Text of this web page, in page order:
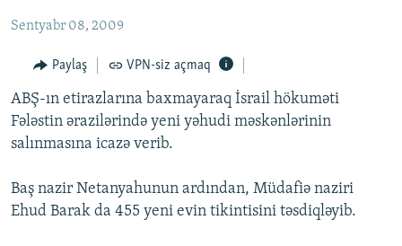
qayıt
#ƏSLINDƏ
FƏRQƏ BAX
QANUNI DOĞRU
ARAŞDIRMA
VIDEO
RADIO ARXIV
Sentyabr 08, 2009
Paylaş VPN-siz açmaq
ABŞ-ın etirazlarına baxmayaraq İsrail hökuməti
Fələstin ərazilərində yeni yəhudi məskənlərinin
salınmasına icazə verib.
Baş nazir Netanyahunun ardından, Müdafiə naziri
Ehud Barak da 455 yeni evin tikintisini təsdiqləyib.